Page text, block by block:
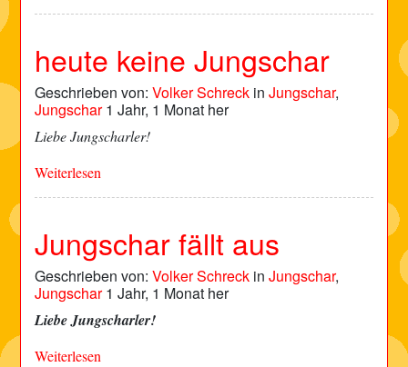
heute keine Jungschar
Geschrieben von:Volker Schreck inJungschar,
Jungschar1 Jahr, 1 Monat her
Liebe Jungscharler!
Weiterlesen
Jungschar fällt aus
Geschrieben von:Volker Schreck inJungschar,
Jungschar1 Jahr, 1 Monat her
Liebe Jungscharler!
Weiterlesen